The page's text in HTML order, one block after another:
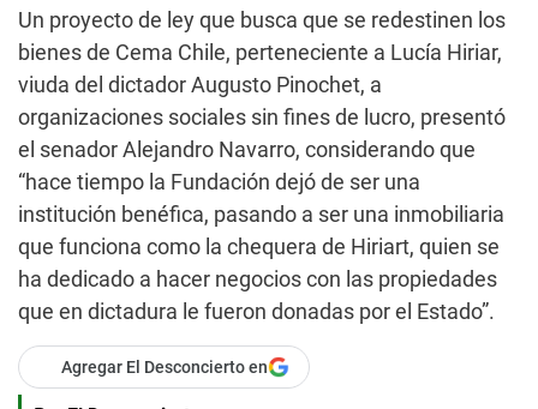
Un proyecto de ley que busca que se redestinen los
bienes de Cema Chile, perteneciente a Lucía Hiriar,
viuda del dictador Augusto Pinochet, a
organizaciones sociales sin fines de lucro, presentó
el senador Alejandro Navarro, considerando que
“hace tiempo la Fundación dejó de ser una
institución benéfica, pasando a ser una inmobiliaria
que funciona como la chequera de Hiriart, quien se
ha dedicado a hacer negocios con las propiedades
que en dictadura le fueron donadas por el Estado”.
Agregar El Desconcierto en